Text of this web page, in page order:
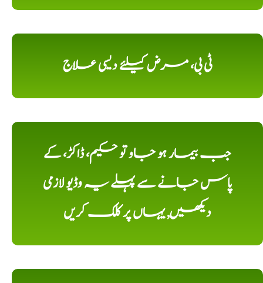
ٹی بی، مرض کیلئے دیسی علاج
جب بیمار ہو جاو تو حکیم، ڈاکڑ، کے
پاس جانے سے پہلے یہ وڈیو لازمی
دیکھیں, یہاں پر کلک کریں